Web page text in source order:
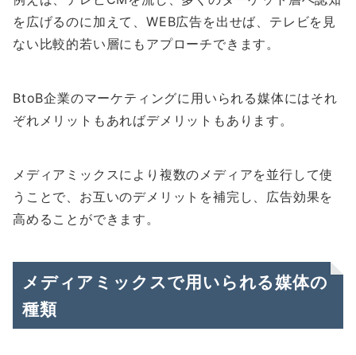
を広げるのに加えて、WEB広告を出せば、テレビを見
ない比較的若い層にもアプローチできます。
BtoB企業のマーケティングに用いられる媒体にはそれ
ぞれメリットもあればデメリットもあります。
メディアミックスにより複数のメディアを並行して使
うことで、お互いのデメリットを補完し、広告効果を
高めることができます。
メディアミックスで用いられる媒体の
種類